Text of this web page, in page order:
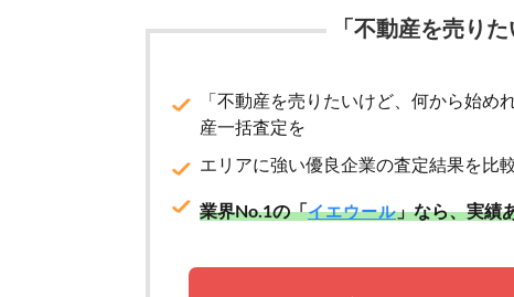
「不動産を売り
「不動産を売りたいけど、何から始め
産一括査定を
エリアに強い優良企業の査定結果を比
業界No.1の「イエウール」なら、実績